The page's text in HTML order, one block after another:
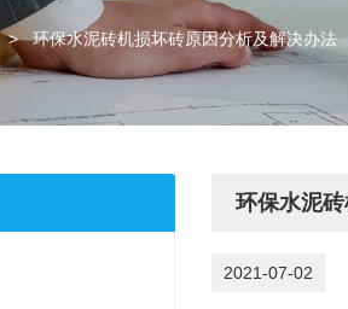
> 环保水泥砖机损坏砖原因分析及解决办法
环保水泥
2021-07-02